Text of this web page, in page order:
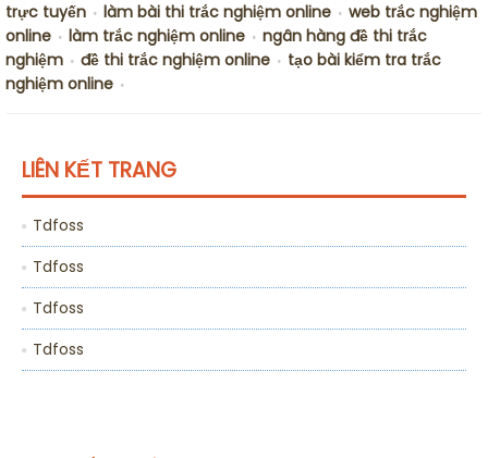
trực tuyến • làm bài thi trắc nghiệm online • web trắc nghiệm
online • làm trắc nghiệm online • ngân hàng đề thi trắc
nghiệm • đề thi trắc nghiệm online • tạo bài kiểm tra trắc
nghiệm online •
LIÊN KẾT TRANG
Tdfoss
Tdfoss
Tdfoss
Tdfoss